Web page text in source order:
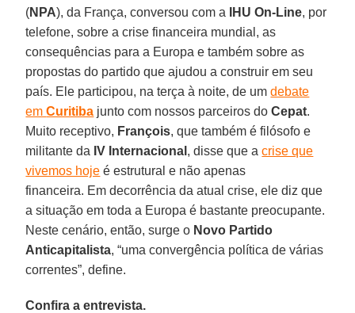
(NPA), da França, conversou com a IHU On-Line, por
telefone, sobre a crise financeira mundial, as
consequências para a Europa e também sobre as
propostas do partido que ajudou a construir em seu
país. Ele participou, na terça à noite, de umdebate
emCuritiba junto com nossos parceiros doCepat.
Muito receptivo, François, que também é filósofo e
militante da IV Internacional , disse que acrise que
vivemos hoje é estrutural e não apenas
financeira. Em decorrência da atual crise, ele diz que
a situação em toda a Europa é bastante preocupante.
Neste cenário, então, surge o Novo Partido
Anticapitalista, “uma convergência política de várias
correntes”, define.
Confira a entrevista.